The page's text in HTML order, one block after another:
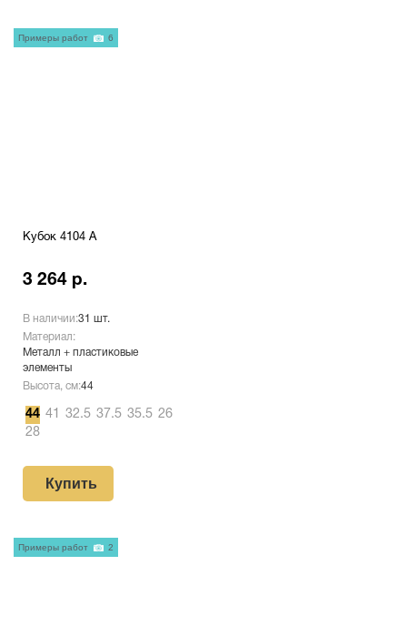
Кубок 4104 A
3 264 р.
В наличии:31 шт.
Материал:
Металл + пластиковые
элементы
Высота, см:44
44 41 32.5 37.5 35.5 26
28
Купить
Примеры работ 6
Примеры работ 2